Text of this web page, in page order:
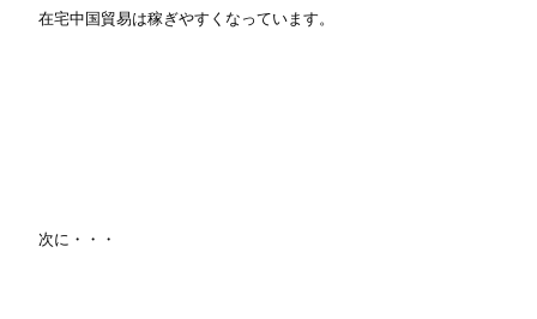
在宅中国貿易は稼ぎやすくなっています。
次に・・・